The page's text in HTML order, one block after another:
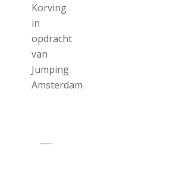
Korving
in
opdracht
van
Jumping
Amsterdam